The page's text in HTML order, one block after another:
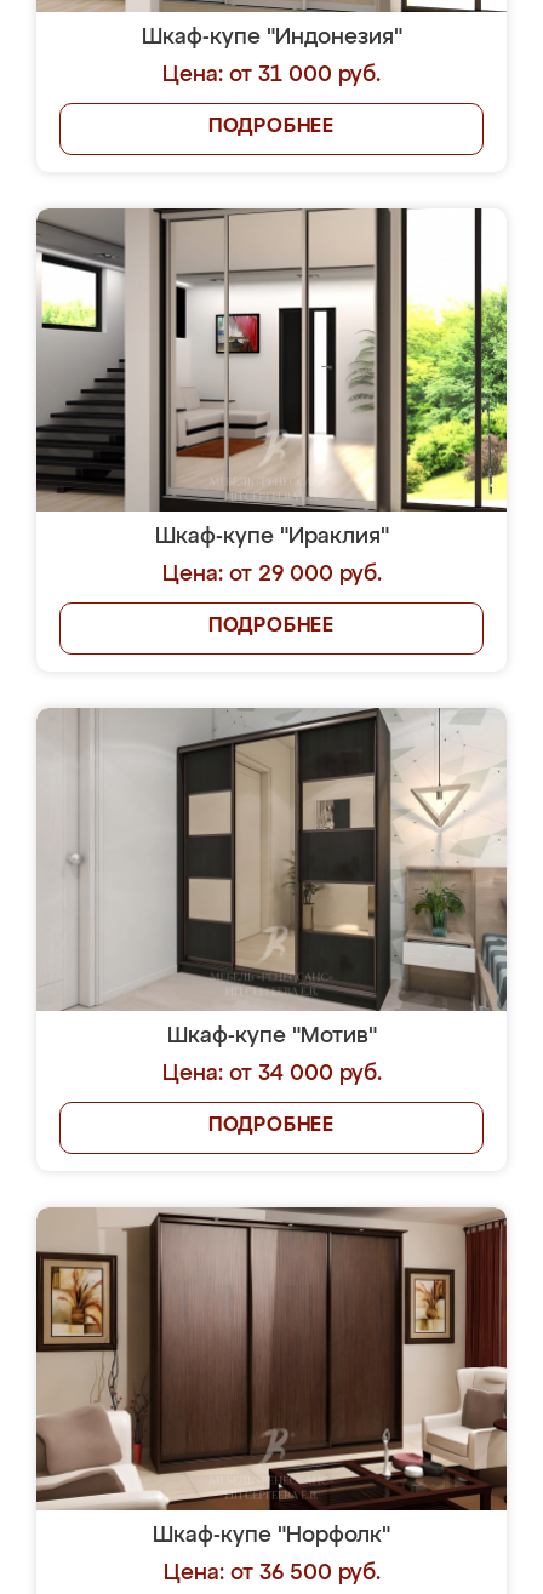
Шкаф-купе "Индонезия"
Цена: от 31 000 руб.
ПОДРОБНЕЕ
Шкаф-купе "Ираклия"
Цена: от 29 000 руб.
ПОДРОБНЕЕ
Шкаф-купе "Мотив"
Цена: от 34 000 руб.
ПОДРОБНЕЕ
Шкаф-купе "Норфолк"
Цена: от 36 500 руб.